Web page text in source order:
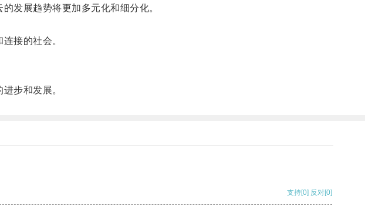
发展趋势将更加多元化和细分化。
接的社会。
步和发展。
支持[0] 反对[0]